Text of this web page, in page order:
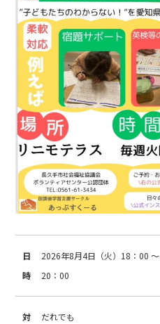
日
時
2026年8月4日（火）18：00 ～
20：00
対
だれでも